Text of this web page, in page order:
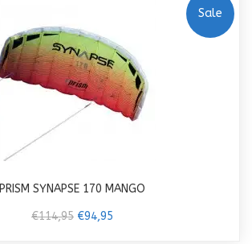
Sale
PRISM SYNAPSE 170 MANGO
€114,95 €94,95